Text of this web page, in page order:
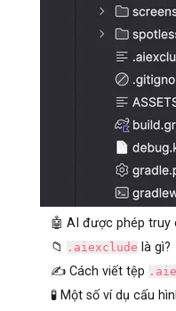
🤖 AI được phép truy
📁
.aiexclude là gì?
✍️ Cách viết tệp
🧪 Một số ví dụ cấu